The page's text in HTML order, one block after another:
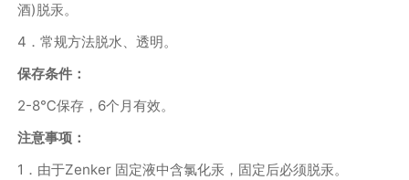
酒)脱汞。
4 ．常规方法脱水、透明。
保存条件：
2-8℃保存， 6个月有效。
注意事项：
1 ．由于Zenker 固定液中含氯化汞，固定后必须脱汞。